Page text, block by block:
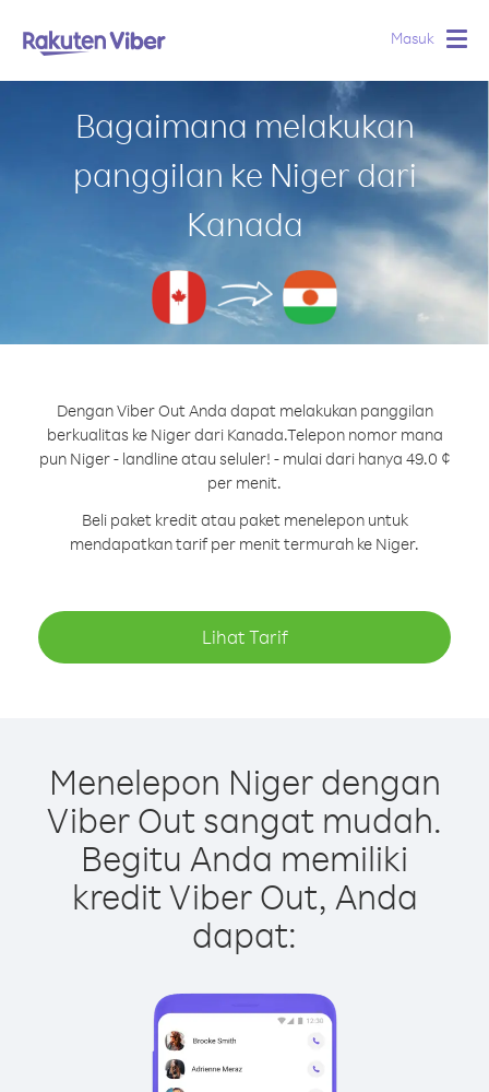
Masuk
Bagaimana melakukan
panggilan ke Niger dari
Kanada
Dengan Viber Out Anda dapat melakukan panggilan
berkualitas ke Niger dari Kanada.Telepon nomor mana
pun Niger - landline atau seluler! - mulai dari hanya 49.0 ¢
per menit.
Beli paket kredit atau paket menelepon untuk
mendapatkan tarif per menit termurah ke Niger.
Lihat Tarif
Menelepon Niger dengan
Viber Out sangat mudah.
Begitu Anda memiliki
kredit Viber Out, Anda
dapat: